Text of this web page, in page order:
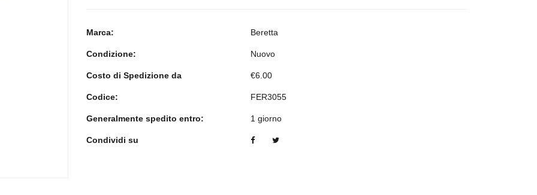
Marca: Beretta
Condizione: Nuovo
Costo di Spedizione da €6.00
Codice: FER3055
Generalmente spedito entro: 1 giorno
Condividi su